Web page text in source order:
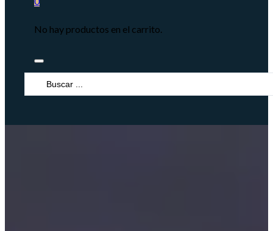
No hay productos en el carrito.
Search
...